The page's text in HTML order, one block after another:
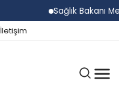
Sağlık Bakanı
İletişim